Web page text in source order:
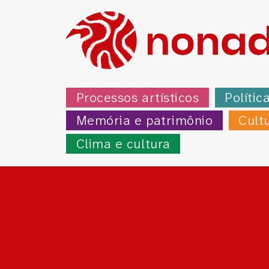
Processos artísticos
Memória e patrimônio
Clima e cultura